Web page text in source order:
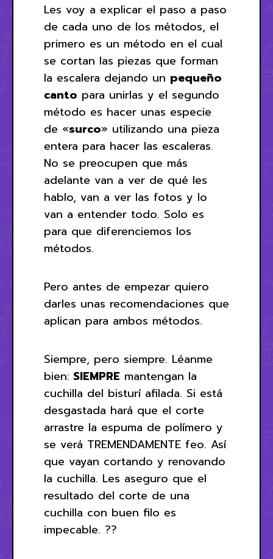
Les voy a explicar el paso a paso
de cada uno de los métodos, el
primero es un método en el cual
se cortan las piezas que forman
la escalera dejando un pequeño
canto para unirlas y el segundo
método es hacer unas especie
de «surco» utilizando una pieza
entera para hacer las escaleras.
No se preocupen que más
adelante van a ver de qué les
hablo, van a ver las fotos y lo
van a entender todo. Solo es
para que diferenciemos los
métodos.
Pero antes de empezar quiero
darles unas recomendaciones que
aplican para ambos métodos.
Siempre, pero siempre. Léanme
bien: SIEMPRE mantengan la
cuchilla del bisturí afilada. Si está
desgastada hará que el corte
arrastre la espuma de polímero y
se verá TREMENDAMENTE feo. Así
que vayan cortando y renovando
la cuchilla. Les aseguro que el
resultado del corte de una
cuchilla con buen filo es
impecable. ??